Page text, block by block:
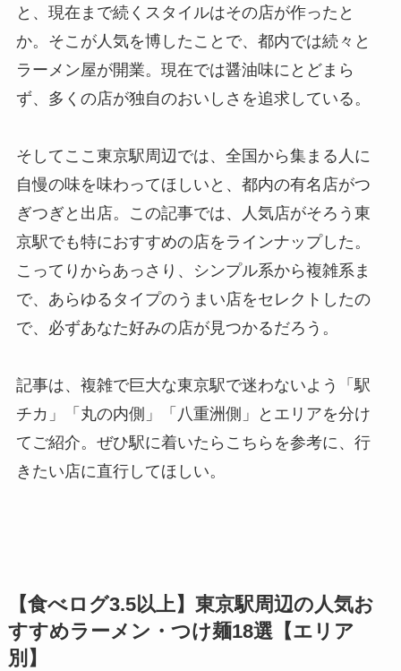
と、現在まで続くスタイルはその店が作ったと
か。そこが人気を博したことで、都内では続々と
ラーメン屋が開業。現在では醤油味にとどまら
ず、多くの店が独自のおいしさを追求している。
そしてここ東京駅周辺では、全国から集まる人に
自慢の味を味わってほしいと、都内の有名店がつ
ぎつぎと出店。この記事では、人気店がそろう東
京駅でも特におすすめの店をラインナップした。
こってりからあっさり、シンプル系から複雑系ま
で、あらゆるタイプのうまい店をセレクトしたの
で、必ずあなた好みの店が見つかるだろう。
記事は、複雑で巨大な東京駅で迷わないよう「駅
チカ」「丸の内側」「八重洲側」とエリアを分け
てご紹介。ぜひ駅に着いたらこちらを参考に、行
きたい店に直行してほしい。
【食べログ3.5以上】東京駅周辺の人気お
すすめラーメン・つけ麺18選【エリア
別】